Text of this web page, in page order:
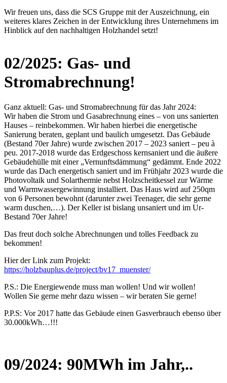
Wir freuen uns, dass die SCS Gruppe mit der Auszeichnung, ein
weiteres klares Zeichen in der Entwicklung ihres Unternehmens im
Hinblick auf den nachhaltigen Holzhandel setzt!
02/2025: Gas- und
Stromabrechnung!
Ganz aktuell: Gas- und Stromabrechnung für das Jahr 2024:
Wir haben die Strom und Gasabrechnung eines – von uns sanierten
Hauses – reinbekommen. Wir haben hierbei die energetische
Sanierung beraten, geplant und baulich umgesetzt. Das Gebäude
(Bestand 70er Jahre) wurde zwischen 2017 – 2023 saniert – peu à
peu. 2017-2018 wurde das Erdgeschoss kernsaniert und die äußere
Gebäudehülle mit einer „Vernunftsdämmung“ gedämmt. Ende 2022
wurde das Dach energetisch saniert und im Frühjahr 2023 wurde die
Photovoltaik und Solarthermie nebst Holzscheitkessel zur Wärme
und Warmwassergewinnung installiert. Das Haus wird auf 250qm
von 6 Personen bewohnt (darunter zwei Teenager, die sehr gerne
warm duschen,…). Der Keller ist bislang unsaniert und im Ur-
Bestand 70er Jahre!
Das freut doch solche Abrechnungen und tolles Feedback zu
bekommen!
Hier der Link zum Projekt:
https://holzbauplus.de/project/bv17_muenster/
P.S.: Die Energiewende muss man wollen! Und wir wollen!
Wollen Sie gerne mehr dazu wissen – wir beraten Sie gerne!
P.P.S: Vor 2017 hatte das Gebäude einen Gasverbrauch ebenso über
30.000kWh…!!!
09/2024: 90MWh im Jahr,..